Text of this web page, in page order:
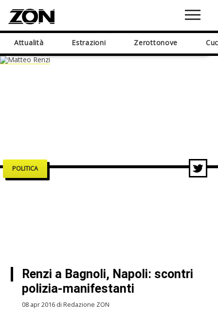
Attualità Estrazioni Zerottonove
POLITICA
Renzi a Bagnoli, Napoli: scontri
polizia-manifestanti
08 apr 2016 di Redazione ZON